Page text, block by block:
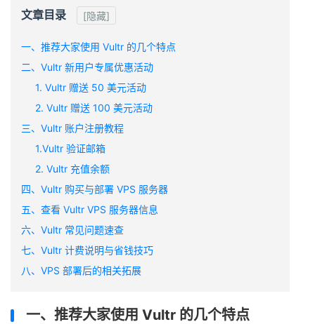
文章目录 [隐藏]
一、推荐大家使用 Vultr 的几个特点
二、Vultr 新用户专属优惠活动
1. Vultr 赠送 50 美元活动
2. Vultr 赠送 100 美元活动
三、Vultr 账户注册教程
1.Vultr 验证邮箱
2. Vultr 充值余额
四、Vultr 购买与部署 VPS 服务器
五、查看 Vultr VPS 服务器信息
六、Vultr 常见问题速查
七、Vultr 计费说明与省钱技巧
八、VPS 部署后的相关拓展
一、推荐大家使用 Vultr 的几个特点